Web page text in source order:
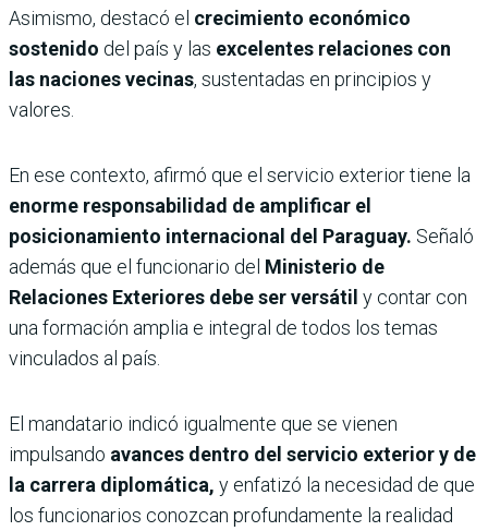
Asimismo, destacó el crecimiento económico
sostenido del país y las excelentes relaciones con
las naciones vecinas, sustentadas en principios y
valores.
En ese contexto, afirmó que el servicio exterior tiene la
enorme responsabilidad de amplificar el
posicionamiento internacional del Paraguay. Señaló
además que el funcionario del Ministerio de
Relaciones Exteriores debe ser versátil y contar con
una formación amplia e integral de todos los temas
vinculados al país.
El mandatario indicó igualmente que se vienen
impulsando avances dentro del servicio exterior y de
la carrera diplomática, y enfatizó la necesidad de que
los funcionarios conozcan profundamente la realidad